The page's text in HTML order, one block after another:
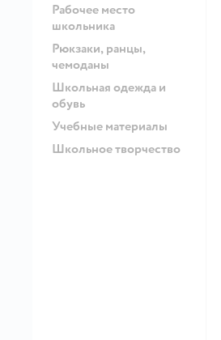
Рабочее место
школьника
Рюкзаки, ранцы,
чемоданы
Школьная одежда и
обувь
Учебные материалы
Школьное творчество